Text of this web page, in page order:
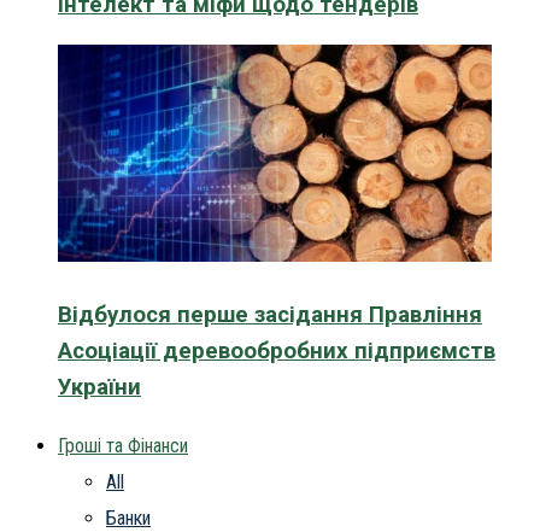
Відбулося перше засідання Правління
Асоціації деревообробних підприємств
України
Гроші та Фінанси
All
Банки